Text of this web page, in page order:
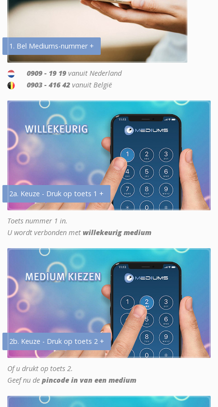
1. Bel Mediums-nummer +
0909 - 19 19 vanuit Nederland
0903 - 416 42 vanuit België
2a. Keuze - Druk op toets 1 +
Toets nummer 1 in.
U wordt verbonden met willekeurig medium
2b. Keuze - Druk op toets 2 +
Of u drukt op toets 2.
Geef nu de pincode in van een medium